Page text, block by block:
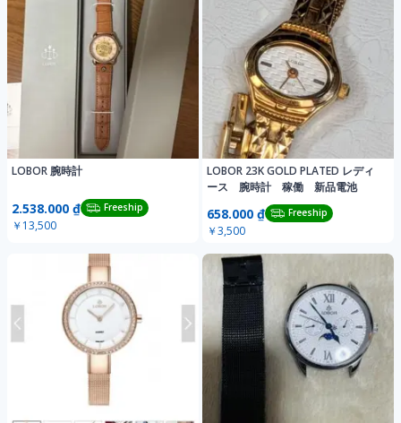
LOBOR 腕時計
2.538.000 ₫ Freeship
￥13,500
LOBOR 23K GOLD PLATED レディ
ース 腕時計 稼働 新品電池
658.000 ₫ Freeship
￥3,500